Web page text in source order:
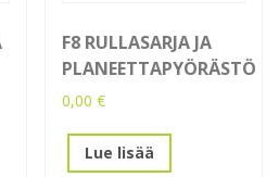
F8 RULLASARJA JA
PLANEETTAPYÖRÄSTÖ
0,00€
Lue lisää